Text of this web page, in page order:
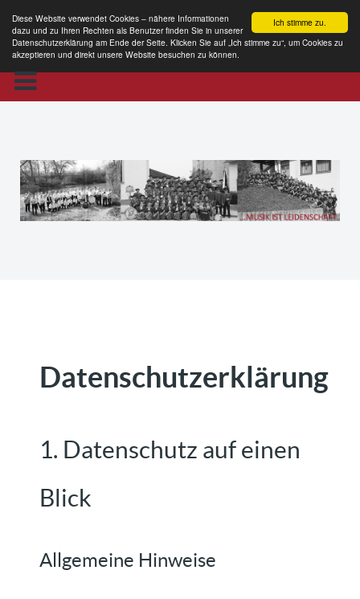
Ich stimme zu.
Diese Website verwendet Cookies – nähere Informationen
dazu und zu Ihren Rechten als Benutzer finden Sie in unserer
Datenschutzerklärung am Ende der Seite. Klicken Sie auf „Ich stimme zu“, um Cookies zu
akzeptieren und direkt unsere Website besuchen zu können.
MKE
Datenschutzerklärung
1. Datenschutz auf einen
Blick
Allgemeine Hinweise